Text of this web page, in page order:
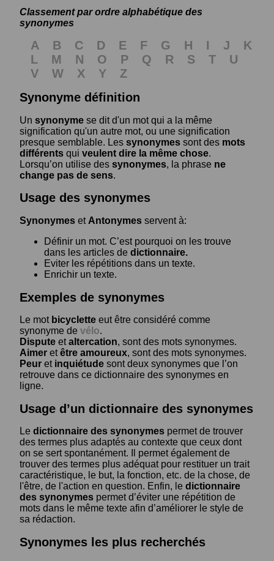
Classement par ordre alphabétique des
synonymes
A B C D E F G H I J
K
L
M N O P Q R S T
U
V
W X Y
Z
Synonyme définition
Un synonyme se dit d'un mot qui a la même
signification qu'un autre mot, ou une signification
presque semblable. Les synonymes sont des mots
différents qui veulent dire la même chose.
Lorsqu’on utilise des synonymes, la phrase ne
change pas de sens.
Usage des synonymes
Synonymes et Antonymes servent à:
Définir un mot. C’est pourquoi on les trouve
dans les articles de dictionnaire.
Eviter les répétitions dans un texte.
Enrichir un texte.
Exemples de synonymes
Le mot bicyclette eut être considéré comme
synonyme de vélo.
Dispute etaltercation, sont des mots synonymes.
Aimer etêtre amoureux, sont des mots synonymes.
Peur et inquiétude sont deux synonymes que l’on
retrouve dans ce dictionnaire des synonymes en
ligne.
Usage d’un dictionnaire des synonymes
Le dictionnaire des synonymes permet de trouver
des termes plus adaptés au contexte que ceux dont
on se sert spontanément. Il permet également de
trouver des termes plus adéquat pour restituer un trait
caractéristique, le but, la fonction, etc. de la chose, de
l'être, de l'action en question. Enfin, le dictionnaire
des synonymes permet d’éviter une répétition de
mots dans le même texte afin d’améliorer le style de
sa rédaction.
Synonymes les plus recherchés